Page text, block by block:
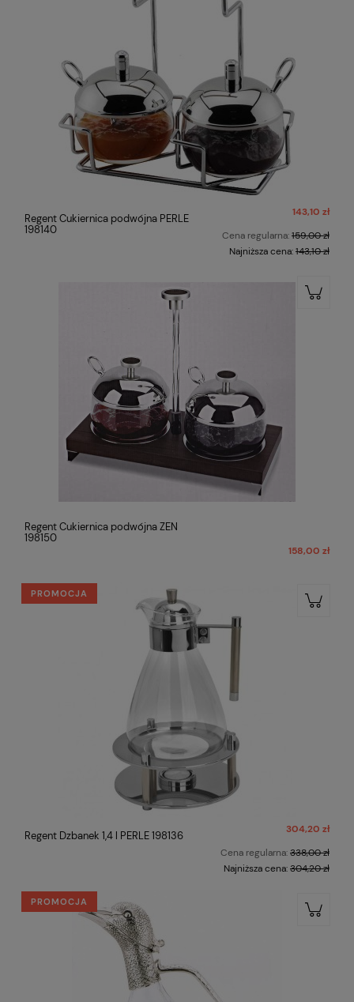
Regent Cukiernica podwójna PERLE
198140
143,10 zł
Cena regularna:159,00 zł
Najniższa cena:143,10 zł
Regent Cukiernica podwójna ZEN
198150
158,00 zł
Regent Dzbanek 1,4 l PERLE 198136
304,20 zł
Cena regularna:338,00 zł
Najniższa cena:304,20 zł
PROMOCJA
PROMOCJA